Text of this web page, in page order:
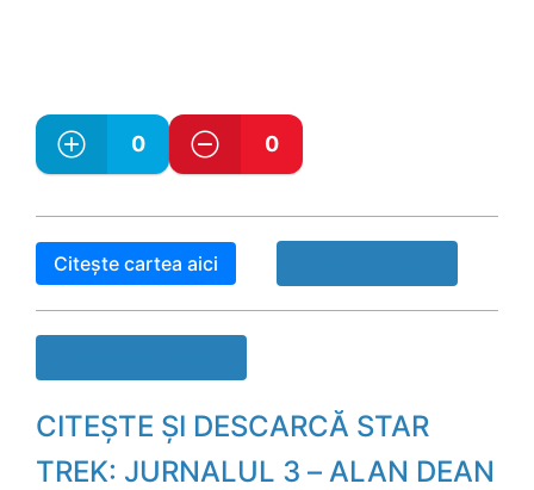
0 0
Citește cartea aici
CITEȘTE ȘI DESCARCĂ STAR
TREK: JURNALUL 3 – ALAN DEAN